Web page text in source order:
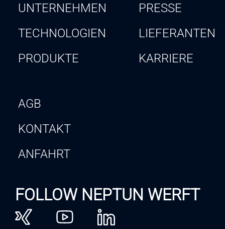
UNTERNEHMEN
TECHNOLOGIEN
PRODUKTE
PRESSE
LIEFERANTEN
KARRIERE
AGB
KONTAKT
ANFAHRT
FOLLOW NEPTUN WERFT